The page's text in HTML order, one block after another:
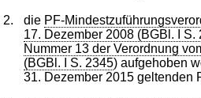
2. die PF-
17. Dezember 2008 (BGBl. I S.
Nummer 13 der Verordnung
(BGBl. I S. 2345) aufgehoben
31. Dezember 2015 geltenden